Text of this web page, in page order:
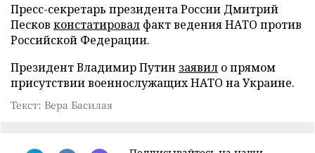
Пресс-секретарь президента России Дмитрий
Песков констатировал факт ведения НАТО против
Российской Федерации.
Президент Владимир Путин заявил о прямом
присутствии военнослужащих НАТО на Украине.
Текст: Вера Басилая